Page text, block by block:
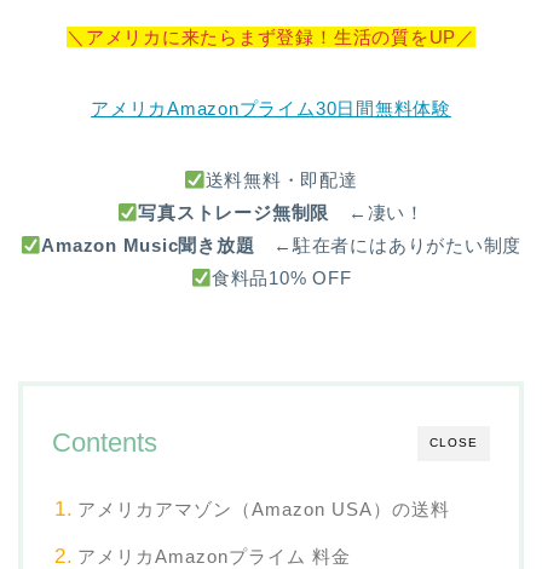
＼アメリカに来たらまず登録！生活の質をUP／
アメリカAmazonプライム30日間無料体験
送料無料・即配達
写真ストレージ無制限
←凄い！
Amazon Music聞き放題 ←駐在者にはありがたい制度
食料品10% OFF
CLOSE
Contents
アメリカアマゾン（Amazon USA）の送料
アメリカAmazonプライム 料金